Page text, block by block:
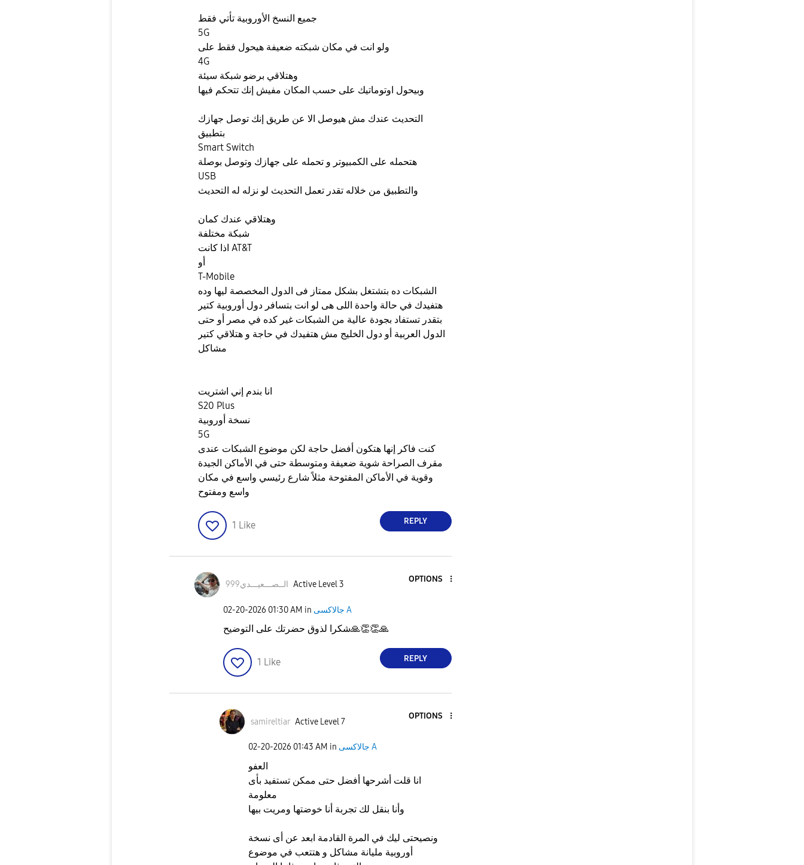
جميع النسخ الأوروبية تأتي فقط
5G
ولو انت في مكان شبكته ضعيفة هيحول فقط على
4G
وهتلاقي برضو شبكة سيئة
وبيحول اوتوماتيك على حسب المكان مفيش إنك تتحكم فيها
التحديث عندك مش هيوصل الا عن طريق إنك توصل جهازك
بتطبيق
Smart Switch
هتحمله على الكمبيوتر و تحمله على جهازك وتوصل بوصلة
USB
والتطبيق من خلاله تقدر تعمل التحديث لو نزله له التحديث
وهتلاقي عندك كمان
شبكة مختلفة
اذا كانت AT&T
أو
T-Mobile
الشبكات ده بتشتغل بشكل ممتاز فى الدول المخصصة ليها وده
هتفيدك في حالة واحدة اللى هى لو انت بتسافر دول أوروبية كتير
بتقدر تستفاد بجودة عالية من الشبكات غير كده في مصر أو حتى
الدول العربية أو دول الخليج مش هتفيدك في حاجة و هتلاقي كتير
مشاكل
انا بندم إني اشتريت
S20 Plus
نسخة أوروبية
5G
كنت فاكر إنها هتكون أفضل حاجة لكن موضوع الشبكات عندى
مقرف الصراحة شوية ضعيفة ومتوسطة حتى في الأماكن الجيدة
وقوية في الأماكن المفتوحة مثلاً شارع رئيسي واسع في مكان
واسع ومفتوح
1 Like REPLY
الــصـــعيـــدي999 Active Level 3
OPTIONS
‎02-20-2026 01:30 AM in جالاكسى A
شكرا لذوق حضرتك على التوضيح🙏👏👏🙏
1 Like REPLY
samireltiar Active Level 7
OPTIONS
‎02-20-2026 01:43 AM in جالاكسى A
العفو
انا قلت أشرحها أفضل حتى ممكن تستفيد بأى
معلومة
وأنا بنقل لك تجربة أنا خوضتها ومريت بيها
ونصيحتى ليك في المرة القادمة ابعد عن أى نسخة
أوروبية مليانة مشاكل و هتتعب في موضوع